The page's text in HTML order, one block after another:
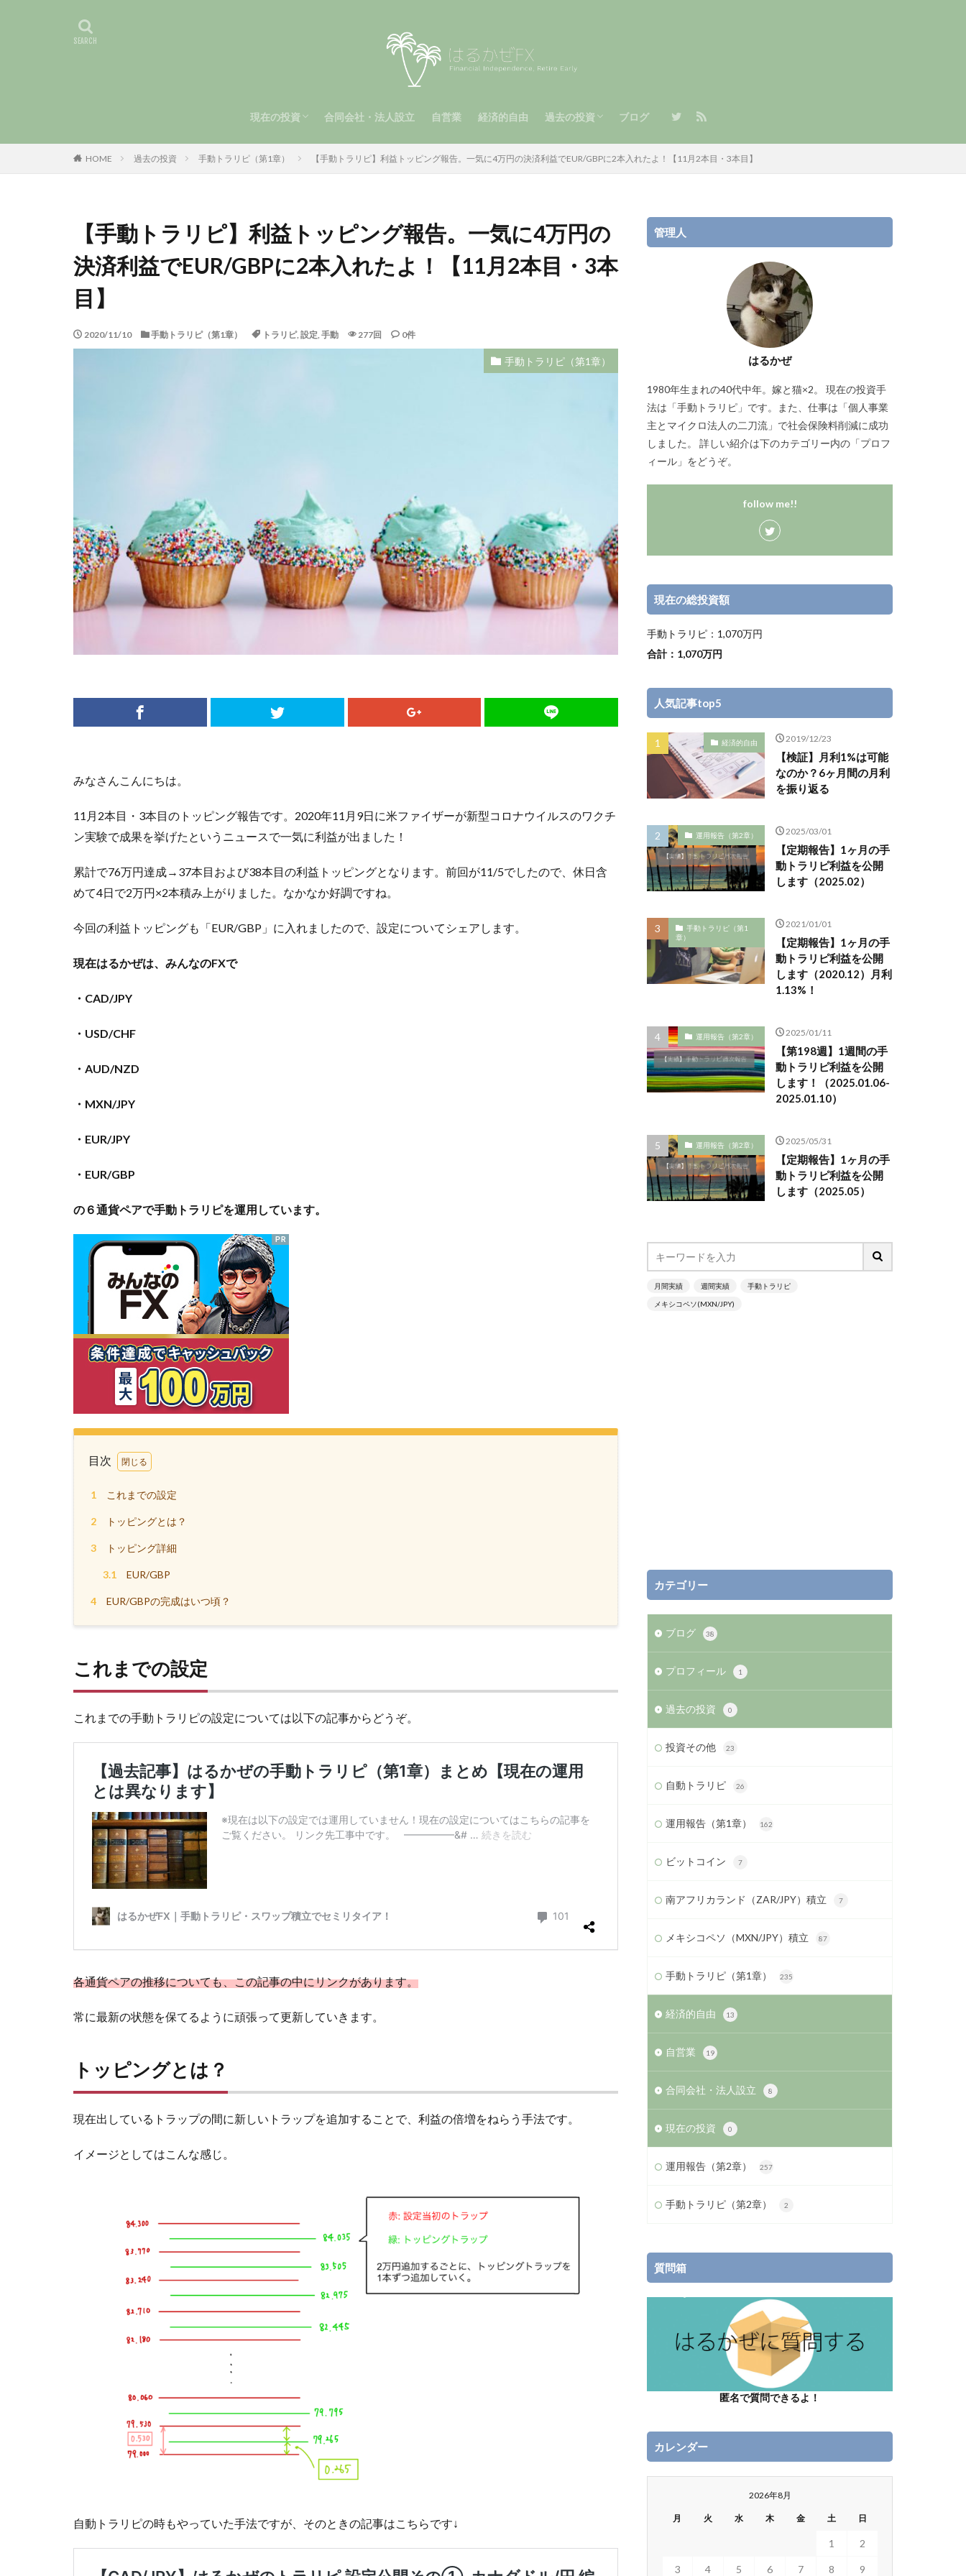
現在の投資
手動トラリピ（第2章）
運用報告（第2章）
合同会社・法人設立 自営業 経済的自由 過去の投資
手動トラリピ（第1章）
メキシコペソ（MXN/JPY）積立
南アフリカランド（ZAR/JPY）積立
ビットコイン
運用報告（第1章）
自動トラリピ
ブログ
HOME 過去の投資 手動トラリピ（第1章） 【手動トラリピ】利益トッピング報告。一気に4万円の決済利益でEUR/GBPに2本入れたよ！【11月2本目・3本目】
【手動トラリピ】利益トッピング報告。一気に4万円の
決済利益でEUR/GBPに2本入れたよ！【11月2本目・3本
目】
2020/11/10 手動トラリピ（第1章） トラリピ, 設定, 手動 277回 0件
手動トラリピ（第1章）
みなさんこんにちは。
11月2本目・3本目のトッピング報告です。2020年11月9日に米ファイザーが新型コロナウイルスのワクチ
ン実験で成果を挙げたというニュースで一気に利益が出ました！
累計で76万円達成→37本目および38本目の利益トッピングとなります。前回が11/5でしたので、休日含
めて4日で2万円×2本積み上がりました。なかなか好調ですね。
今回の利益トッピングも「EUR/GBP」に入れましたので、設定についてシェアします。
現在はるかぜは、みんなのFXで
・CAD/JPY
・USD/CHF
・AUD/NZD
・MXN/JPY
・EUR/JPY
・EUR/GBP
の６通貨ペアで手動トラリピを運用しています。
目次
1 これまでの設定
2 トッピングとは？
3 トッピング詳細
3.1 EUR/GBP
4 EUR/GBPの完成はいつ頃？
これまでの設定
これまでの手動トラリピの設定については以下の記事からどうぞ。
各通貨ペアの推移についても、この記事の中にリンクがあります。
常に最新の状態を保てるように頑張って更新していきます。
トッピングとは？
現在出しているトラップの間に新しいトラップを追加することで、利益の倍増をねらう手法です。
イメージとしてはこんな感じ。
自動トラリピの時もやっていた手法ですが、そのときの記事はこちらです↓
管理人
はるかぜ
1980年生まれの40代中年。嫁と猫×2。 現在の投資手
法は「手動トラリピ」です。また、仕事は「個人事業
主とマイクロ法人の二刀流」で社会保険料削減に成功
しました。 詳しい紹介は下のカテゴリー内の「プロフ
ィール」をどうぞ。
follow me!!
現在の総投資額
手動トラリピ：1,070万円
合計：1,070万円
人気記事top5
経済的自由 2019/12/23
【検証】月利1%は可能
なのか？6ヶ月間の月利
を振り返る
運用報告（第2章） 2025/03/01
【定期報告】1ヶ月の手
動トラリピ利益を公開
します（2025.02）
手動トラリピ（第1
章）
2021/01/01
【定期報告】1ヶ月の手
動トラリピ利益を公開
します（2020.12）月利
1.13%！
運用報告（第2章） 2025/01/11
【第198週】1週間の手
動トラリピ利益を公開
します！（2025.01.06-
2025.01.10）
運用報告（第2章） 2025/05/31
【定期報告】1ヶ月の手
動トラリピ利益を公開
します（2025.05）
月間実績 週間実績 手動トラリピ
メキシコペソ(MXN/JPY)
カテゴリー
ブログ 38
プロフィール 1
過去の投資 0
投資その他 23
自動トラリピ 26
運用報告（第1章） 162
ビットコイン 7
南アフリカランド（ZAR/JPY）積立 7
メキシコペソ（MXN/JPY）積立 87
手動トラリピ（第1章） 235
経済的自由 13
自営業 19
合同会社・法人設立 8
現在の投資 0
運用報告（第2章） 257
手動トラリピ（第2章） 2
質問箱
匿名で質問できるよ！
カレンダー
2026年8月
月 火 水 木 金 土 日
1 2
3 4 5 6 7 8 9